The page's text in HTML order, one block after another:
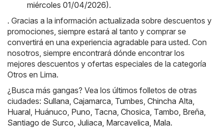
miércoles 01/04/2026).
. Gracias a la información actualizada sobre descuentos y
promociones, siempre estará al tanto y comprar se
convertirá en una experiencia agradable para usted. Con
nosotros, siempre encontrará dónde encontrar los
mejores descuentos y ofertas especiales de la categoría
Otros en Lima.
¿Busca más gangas? Vea los últimos folletos de otras
ciudades: Sullana Cajamarca Tumbes Chincha Alta
Huaral Huánuco Puno Tacna Chosica Tambo Breña
Santiago de Surco Juliaca Marcavelica Mala.